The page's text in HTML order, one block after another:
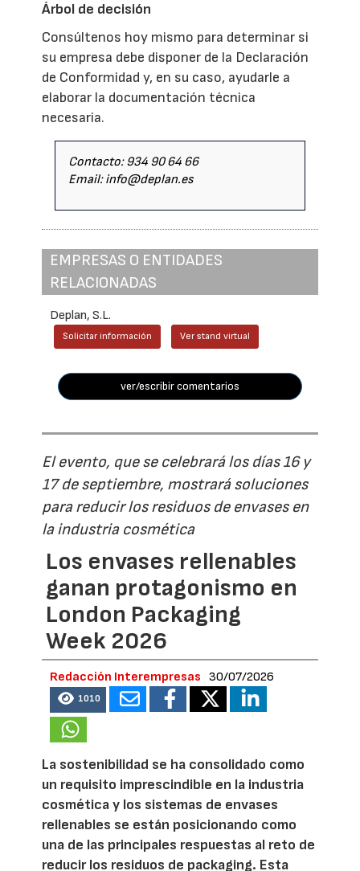
Árbol de decisión
Consúltenos hoy mismo para determinar si
su empresa debe disponer de la Declaración
de Conformidad y, en su caso, ayudarle a
elaborar la documentación técnica
necesaria.
Contacto: 934 90 64 66
Email: info@deplan.es
EMPRESAS O ENTIDADES
RELACIONADAS
Deplan, S.L.
Solicitar información Ver stand virtual
ver/escribir comentarios
El evento, que se celebrará los días 16 y
17 de septiembre, mostrará soluciones
para reducir los residuos de envases en
la industria cosmética
Los envases rellenables
ganan protagonismo en
London Packaging
Week 2026
Redacción Interempresas 30/07/2026
1010
La sostenibilidad se ha consolidado como
un requisito imprescindible en la industria
cosmética y los sistemas de envases
rellenables se están posicionando como
una de las principales respuestas al reto de
reducir los residuos de packaging. Esta